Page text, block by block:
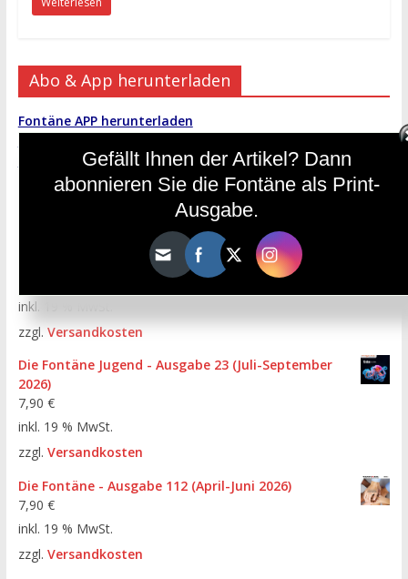
Abo & App herunterladen
Fontäne APP herunterladen
Hier das KAHOOT-Gewinnspiel abonnieren!
Einzelhefte bestellen
Die Fontäne - Ausgabe 113 (Juli-September 2026)
inkl. 19 % MwSt.
zzgl. Versandkosten
Die Fontäne Jugend - Ausgabe 23 (Juli-September
2026)
7,90 €
inkl. 19 % MwSt.
zzgl. Versandkosten
Die Fontäne - Ausgabe 112 (April-Juni 2026)
7,90 €
inkl. 19 % MwSt.
zzgl. Versandkosten
Gefällt Ihnen der Artikel? Dann
abonnieren Sie die Fontäne als Print-
Ausgabe.